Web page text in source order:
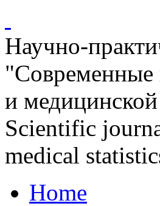
Научно-
"Современные
и
Scientific
medical
Home